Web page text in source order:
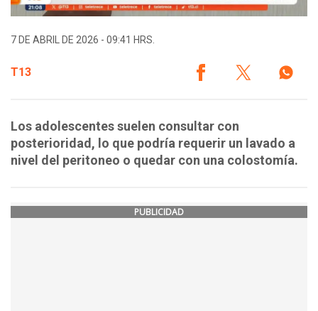
7 DE ABRIL DE 2026 - 09:41 HRS.
T13
Los adolescentes suelen consultar con
posterioridad, lo que podría requerir un lavado a
nivel del peritoneo o quedar con una colostomía.
PUBLICIDAD